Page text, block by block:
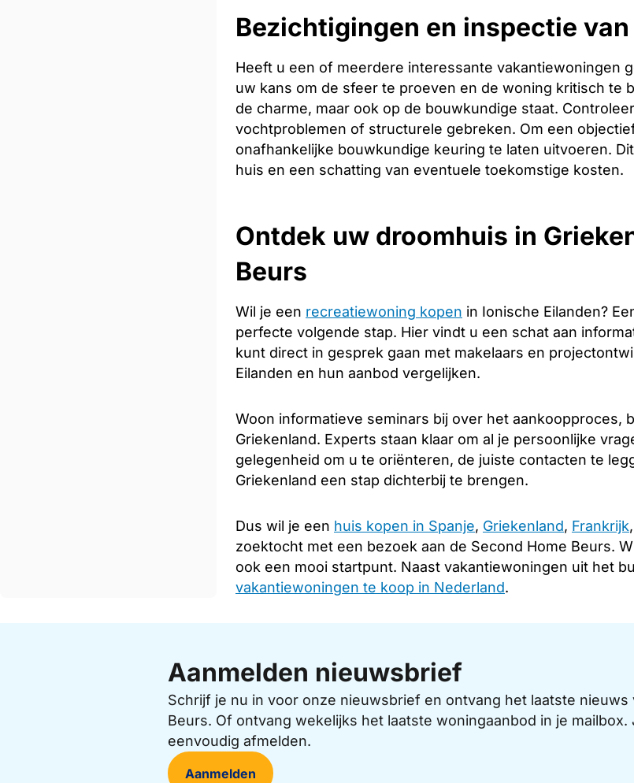
Bezichtigingen en inspectie
Heeft u een of meerdere interessante vakantiewoningen
uw kans om de sfeer te proeven en de woning kritisch te
de charme, maar ook op de bouwkundige staat.
vochtproblemen of structurele gebreken. Om een
onafhankelijke bouwkundige keuring te laten uitvoeren.
huis en een schatting van eventuele toekomstige kosten.
Ontdek uw droomhuis in
Beurs
Wil je een recreatiewoning kopen in Ionische Eilanden?
perfecte volgende stap. Hier vindt u een schat aan
kunt direct in gesprek gaan met makelaars en
Eilanden en hun aanbod vergelijken.
Woon informatieve seminars bij over het aankoopproces,
Griekenland. Experts staan klaar om al je persoonlijke
gelegenheid om u te oriënteren, de juiste contacten te
Griekenland een stap dichterbij te brengen.
Dus wil je een huis kopen in Spanje, Griekenland, Frankrijk,
zoektocht met een bezoek aan de Second Home Beurs.
ook een mooi startpunt. Naast vakantiewoningen uit het
vakantiewoningen te koop in Nederland.
Aanmelden nieuwsbrief
Schrijf je nu in voor onze nieuwsbrief en ontvang het laatste nieuws
Beurs. Of ontvang wekelijks het laatste woningaanbod in je
eenvoudig afmelden.
Aanmelden